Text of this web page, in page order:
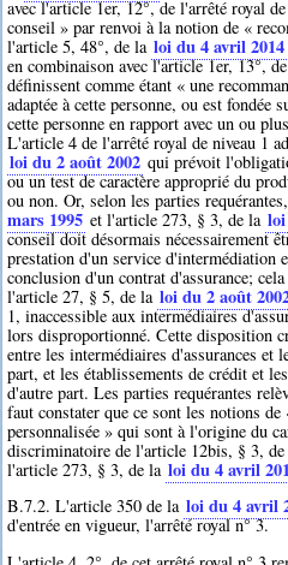
avec l'article 1er, 12°, de l'arrêté royal
conseil » par renvoi à la notion de «
l'article 5, 48°, de la loi du 4 avril 2014
en combinaison avec l'article 1er, 13°,
définissent comme étant « une
adaptée à cette personne, ou est fondée
cette personne en rapport avec un ou
L'article 4 de l'arrêté royal de niveau 1
loi du 2 août 2002 qui prévoit
ou un test de caractère approprié du
ou non. Or, selon les parties
mars 1995 et l'article 273, § 3, de la
conseil doit désormais nécessairement
prestation d'un service d'intermédiation
conclusion d'un contrat d'assurance;
l'article 27, § 5, de la loi du 2 août
1, inaccessible aux intermédiaires
lors disproportionné. Cette disposition
entre les intermédiaires d'assurances et
part, et les établissements de crédit et
d'autre part. Les parties requérantes
faut constater que ce sont les notions
personnalisée » qui sont à l'origine du
discriminatoire de l'article 12bis, § 3,
l'article 273, § 3, de la loi du 4 avril
B.7.2. L'article 350 de la loi du 4 avril
d'entrée en vigueur, l'arrêté royal n° 3.